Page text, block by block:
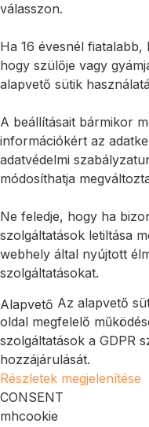
válasszon.
Ha 16 évesnél
hogy szülője vagy
alapvető sütik
A beállításait bármikor
információkért az
adatvédelmi
módosíthatja
Ne feledje, hogy ha
szolgáltatások letiltása
webhely által nyújtott
szolgáltatásokat.
Alapvető Az alapvető
oldal megfelelő
szolgáltatások a GDPR
hozzájárulását.
Részletek megjelenítése
CONSENT
mhcookie